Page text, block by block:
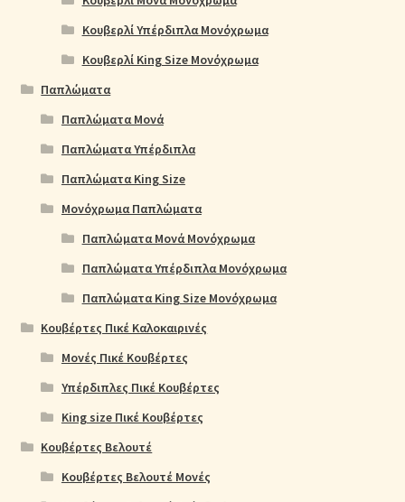
Κουβερλί Υπέρδιπλα Μονόχρωμα
Κουβερλί King Size Μονόχρωμα
Παπλώματα
Παπλώματα Μονά
Παπλώματα Υπέρδιπλα
Παπλώματα King Size
Μονόχρωμα Παπλώματα
Παπλώματα Μονά Μονόχρωμα
Παπλώματα Υπέρδιπλα Μονόχρωμα
Παπλώματα King Size Μονόχρωμα
Κουβέρτες Πικέ Καλοκαιρινές
Μονές Πικέ Κουβέρτες
Υπέρδιπλες Πικέ Κουβέρτες
King size Πικέ Κουβέρτες
Κουβέρτες Βελουτέ
Κουβέρτες Βελουτέ Μονές